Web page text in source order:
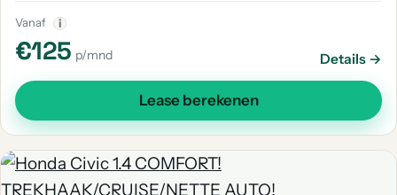
Vanaf i
€125 p/mnd Details →
Lease berekenen